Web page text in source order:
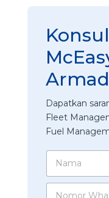
Dapatkan
Fleet
Fuel
N
m
N